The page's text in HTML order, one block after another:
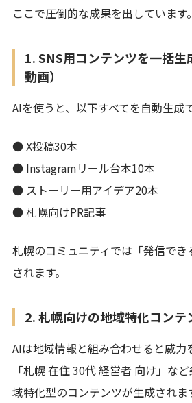
ここで圧倒的な成果を出しています。
1. SNS用コンテンツを一括生
動画）
AIを使うと、以下すべてを自動生成
● X投稿30本
● Instagramリール台本10本
● ストーリー用アイデア20本
● 札幌向けPR記事
札幌のコミュニティでは「発信でき
されます。
2. 札幌向けの地域特化コンテ
AIは地域情報と組み合わせると威力
「札幌 在住 30代 経営者 向け」な
域特化型のコンテンツが生成されま